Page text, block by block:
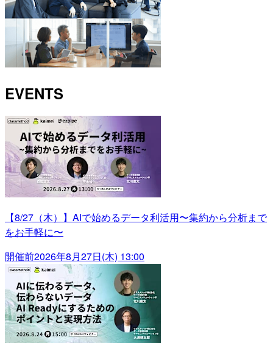
EVENTS
【8/27（木）】AIで始めるデータ利活用〜集約から分析まで
をお手軽に〜
開催前2026年8月27日(木) 13:00